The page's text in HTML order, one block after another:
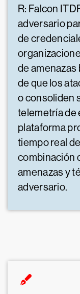
R: Falcon
adversario
de
de amenazas
de que los
o consoliden
telemetría de
plataforma
tiempo real
combinación
amenazas y
adversario.